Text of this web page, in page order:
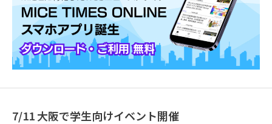
7/11 大阪で学生向けイベント開催